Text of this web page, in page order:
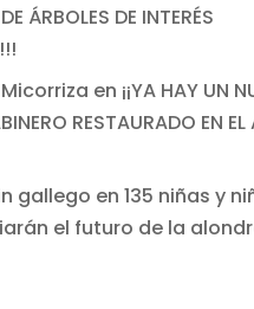
ÁRBOLES DE INTERÉS
en ¡¡YA HAY UN
RESTAURADO EN EL
gallego en 135 niñas y
el futuro de la